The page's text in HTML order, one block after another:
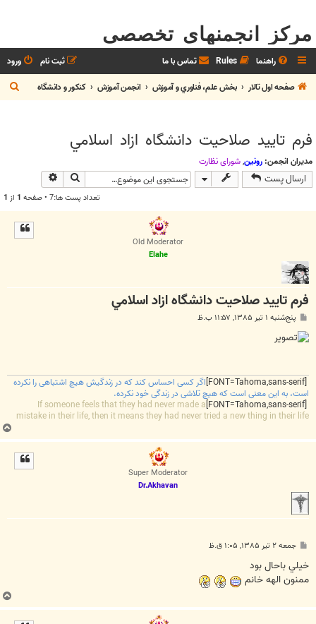
مرکز انجمنهای تخصصی
راهنما Rules تماس با ما ورود
ثبت نام
صفحه اول تالار
بخش علم، فناوري و آموزش انجمن آموزش کنکور و دانشگاه
س
فرم تاييد صلاحيت دانشگاه ازاد اسلامي
مدیران انجمن: رونین,شوراي نظارت
ارسال پست جستجو
تعداد پست ها:7 • صفحه 1 از 1
Old Moderator
Elahe
فرم تاييد صلاحيت دانشگاه ازاد اسلامي
س
ت
پنج‌شنبه ۱ تیر ۱۳۸۵, ۱۱:۵۷ ب.ظ
[FONT=Tahoma,sans-serif]
اگر کسی احساس کند که در زندگیش هیچ اشتباهی را نکرده
است، به این معنی است که هیچ تلاشی در زندگی خود نکرده.
[FONT=Tahoma,sans-serif]
If someone feels that they had never made a
mistake in their life, then it means they had never tried a new thing in their life
Super Moderator
Dr.Akhavan
ت
جمعه ۲ تیر ۱۳۸۵, ۱:۰۵ ق.ظ
خيلي باحال بود
ممنون الهه خانم